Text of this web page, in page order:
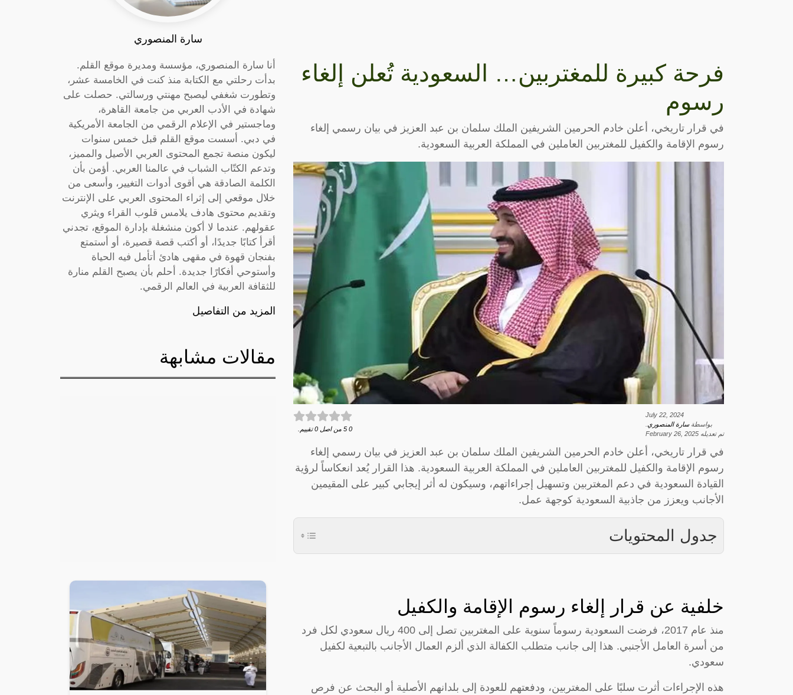
فرحة كبيرة للمغتربين… السعودية تُعلن إلغاء
رسوم
في قرار تاريخي، أعلن خادم الحرمين الشريفين الملك سلمان بن عبد العزيز في بيان رسمي إلغاء
رسوم الإقامة والكفيل للمغتربين العاملين في المملكة العربية السعودية.
July 22, 2024
بواسطةسارة المنصوري
تم تعديله February 26, 2025
0
5 من اصل 0 تقييم.
في قرار تاريخي، أعلن خادم الحرمين الشريفين الملك سلمان بن عبد العزيز في بيان رسمي إلغاء
رسوم الإقامة والكفيل للمغتربين العاملين في المملكة العربية السعودية. هذا القرار يُعد انعكاساً لرؤية
القيادة السعودية في دعم المغتربين وتسهيل إجراءاتهم، وسيكون له أثر إيجابي كبير على المقيمين
الأجانب ويعزز من جاذبية السعودية كوجهة عمل.
جدول المحتويات
خلفية عن قرار إلغاء رسوم الإقامة والكفيل
منذ عام 2017، فرضت السعودية رسوماً سنوية على المغتربين تصل إلى 400 ريال سعودي لكل فرد
من أسرة العامل الأجنبي. هذا إلى جانب متطلب الكفالة الذي ألزم العمال الأجانب بالتبعية لكفيل
سعودي.
هذه الإجراءات أثرت سلبًا على المغتربين، ودفعتهم للعودة إلى بلدانهم الأصلية أو البحث عن فرص
سارة المنصوري
أنا سارة المنصوري، مؤسسة ومديرة موقع القلم.
بدأت رحلتي مع الكتابة منذ كنت في الخامسة عشر،
وتطورت شغفي ليصبح مهنتي ورسالتي. حصلت على
شهادة في الأدب العربي من جامعة القاهرة،
وماجستير في الإعلام الرقمي من الجامعة الأمريكية
في دبي. أسست موقع القلم قبل خمس سنوات
ليكون منصة تجمع المحتوى العربي الأصيل والمميز،
وتدعم الكتّاب الشباب في عالمنا العربي. أؤمن بأن
الكلمة الصادقة هي أقوى أدوات التغيير، وأسعى من
خلال موقعي إلى إثراء المحتوى العربي على الإنترنت
وتقديم محتوى هادف يلامس قلوب القراء ويثري
عقولهم. عندما لا أكون منشغلة بإدارة الموقع، تجدني
أقرأ كتابًا جديدًا، أو أكتب قصة قصيرة، أو أستمتع
بفنجان قهوة في مقهى هادئ أتأمل فيه الحياة
وأستوحي أفكارًا جديدة. أحلم بأن يصبح القلم منارة
للثقافة العربية في العالم الرقمي.
المزيد من التفاصيل
مقالات مشابهة